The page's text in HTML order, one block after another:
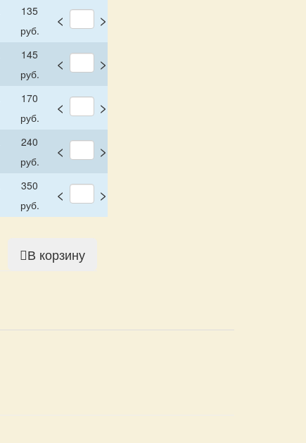
135
руб.
< >
145
руб.
< >
170
руб.
< >
240
руб.
< >
350
руб.
< >
В корзину